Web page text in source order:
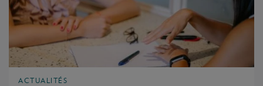
ACTUALITÉS